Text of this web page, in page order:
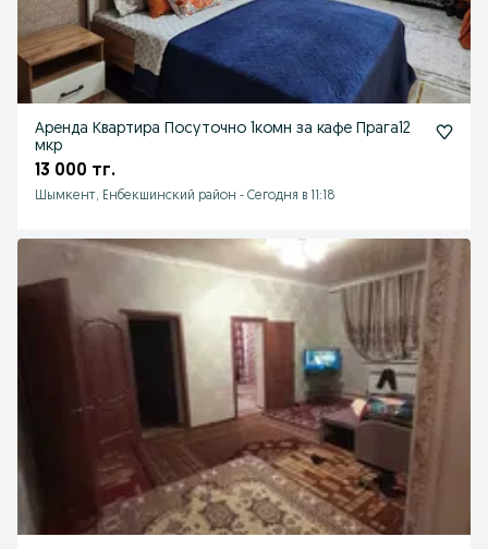
Аренда Квартира Посуточно 1комн за кафе Прага12
мкр
13 000 тг.
Шымкент, Енбекшинский район - Сегодня в 11:18